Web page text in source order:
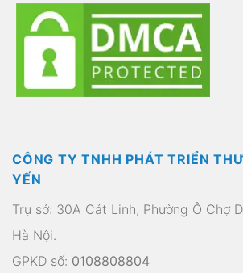
CÔNG TY TNHH PHÁT TRIỂN
YẾN
Trụ sở: 30A Cát Linh, Phường Ô Chợ
Hà Nội.
GPKD số: 0108808804